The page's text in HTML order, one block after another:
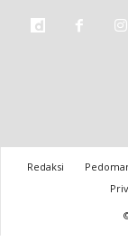
Redaksi